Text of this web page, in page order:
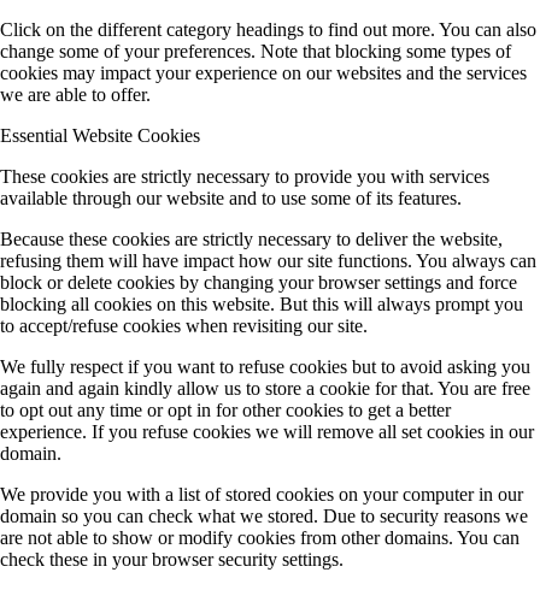
Click on the different category headings to find out more. You can also
change some of your preferences. Note that blocking some types of
cookies may impact your experience on our websites and the services
we are able to offer.
Essential Website Cookies
These cookies are strictly necessary to provide you with services
available through our website and to use some of its features.
Because these cookies are strictly necessary to deliver the website,
refusing them will have impact how our site functions. You always can
block or delete cookies by changing your browser settings and force
blocking all cookies on this website. But this will always prompt you
to accept/refuse cookies when revisiting our site.
We fully respect if you want to refuse cookies but to avoid asking you
again and again kindly allow us to store a cookie for that. You are free
to opt out any time or opt in for other cookies to get a better
experience. If you refuse cookies we will remove all set cookies in our
domain.
We provide you with a list of stored cookies on your computer in our
domain so you can check what we stored. Due to security reasons we
are not able to show or modify cookies from other domains. You can
check these in your browser security settings.